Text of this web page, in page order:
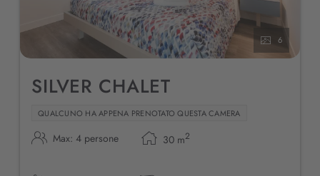
6
SILVER CHALET
QUALCUNO HA APPENA PRENOTATO QUESTA CAMERA
Max: 4 persone 30 m2